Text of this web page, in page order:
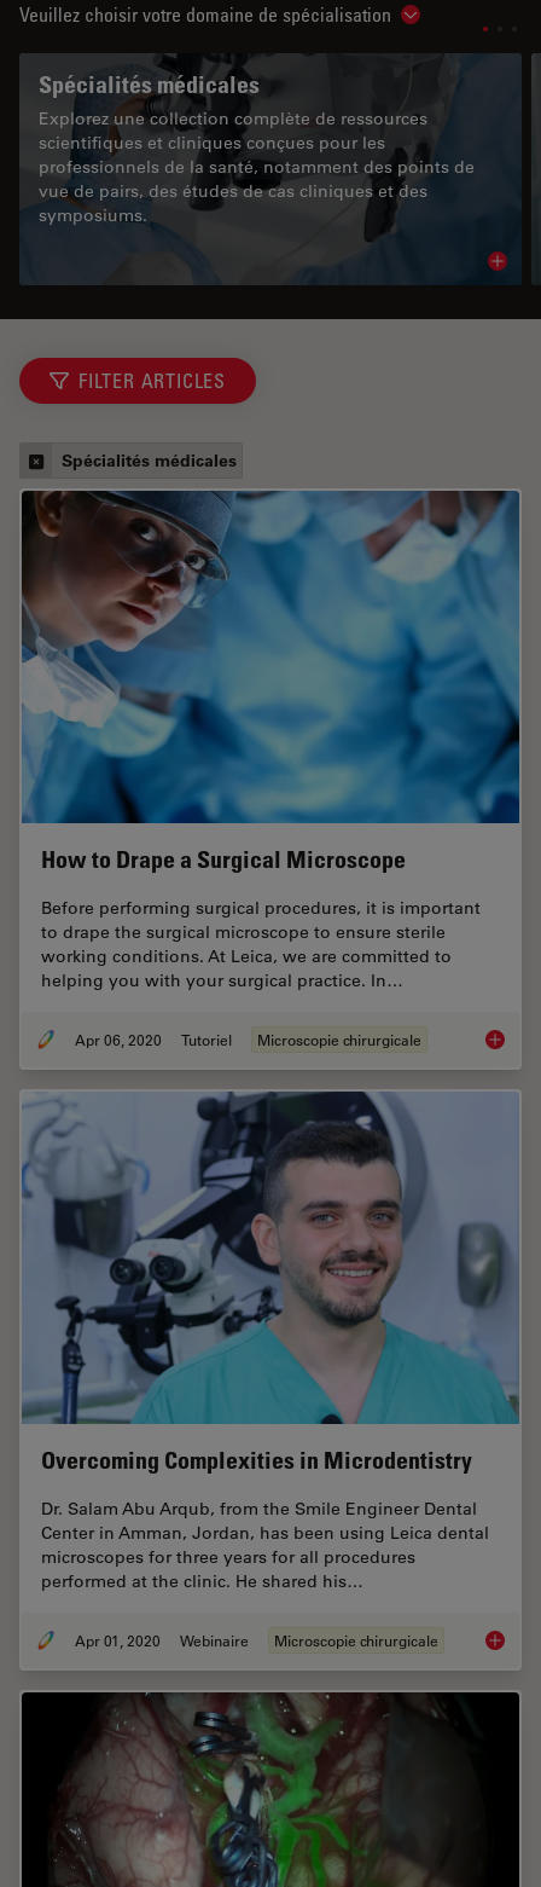
Veuillez choisir votre domaine de spécialisation Show
Spécialités médicales
Explorez une collection complète de ressources
scientifiques et cliniques conçues pour les
professionnels de la santé, notamment des points de
vue de pairs, des études de cas cliniques et des
symposiums.
FILTER ARTICLES
Spécialités médicales
How to Drape a Surgical Microscope
Before performing surgical procedures, it is important
to drape the surgical microscope to ensure sterile
working conditions. At Leica, we are committed to
helping you with your surgical practice. In…
Apr 06, 2020 Tutoriel Microscopie chirurgicale How to
Overcoming Complexities in Microdentistry
Dr. Salam Abu Arqub, from the Smile Engineer Dental
Center in Amman, Jordan, has been using Leica dental
microscopes for three years for all procedures
performed at the clinic. He shared his…
Apr 01, 2020 Webinaire Microscopie chirurgicale